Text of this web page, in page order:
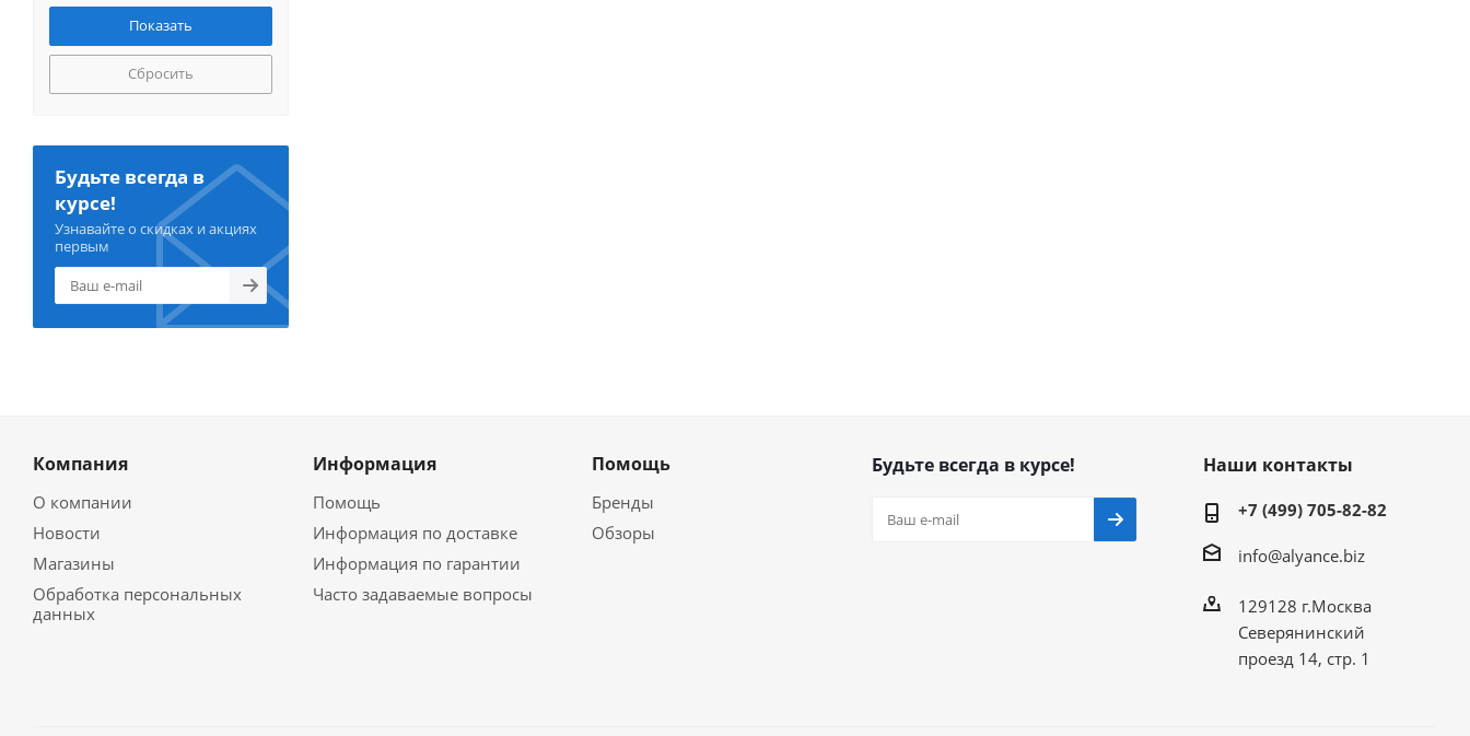
Сбросить
Будьте всегда в
курсе!
Узнавайте о скидках и акциях
первым
Компания
О компании
Новости
Магазины
Обработка персональных
данных
Информация
Помощь
Информация по доставке
Информация по гарантии
Часто задаваемые вопросы
Помощь
Бренды
Обзоры
Будьте всегда в курсе! Наши контакты
+7 (499) 705-82-82
info@alyance.biz
129128 г.Москва
Северянинский
проезд 14, стр. 1